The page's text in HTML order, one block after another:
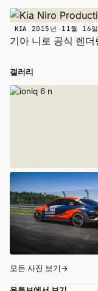
KIA 2015년 11월 16일
기아 니로 공식 렌
갤러리
모든 사진 보기 →